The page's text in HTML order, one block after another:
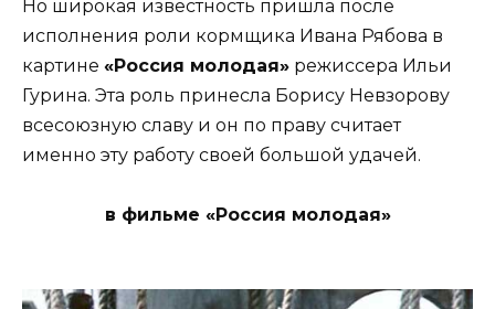
Но широкая известность пришла после
исполнения роли кормщика Ивана Рябова в
картине «Россия молодая» режиссера Ильи
Гурина. Эта роль принесла Борису Невзорову
всесоюзную славу и он по праву считает
именно эту работу своей большой удачей.
в фильме «Россия молодая»